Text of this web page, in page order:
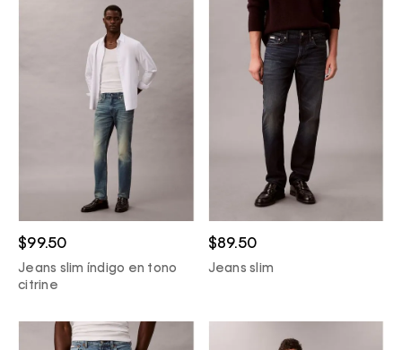
$99.50
Jeans slim índigo en tono
citrine
$89.50
Jeans slim